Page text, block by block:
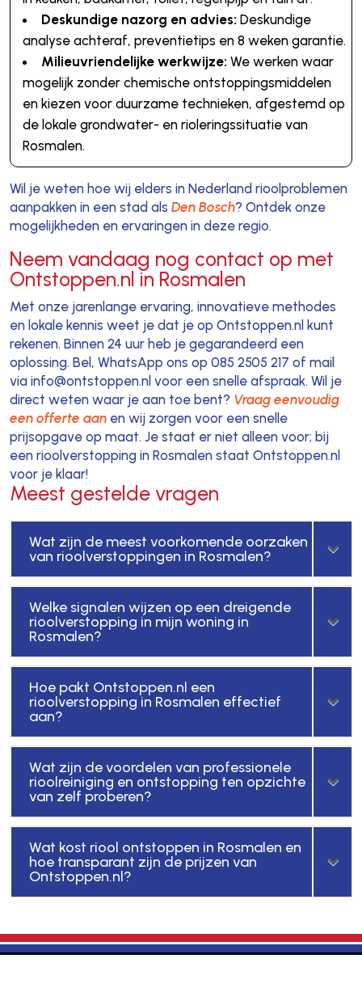
Deskundige nazorg en advies: Deskundige
analyse achteraf, preventietips en 8 weken garantie.
Milieuvriendelijke werkwijze: We werken waar
mogelijk zonder chemische ontstoppingsmiddelen
en kiezen voor duurzame technieken, afgestemd op
de lokale grondwater- en rioleringssituatie van
Rosmalen.
Wil je weten hoe wij elders in Nederland rioolproblemen
aanpakken in een stad als Den Bosch? Ontdek onze
mogelijkheden en ervaringen in deze regio.
Neem vandaag nog contact op met
Ontstoppen.nl in Rosmalen
Met onze jarenlange ervaring, innovatieve methodes
en lokale kennis weet je dat je op Ontstoppen.nl kunt
rekenen. Binnen 24 uur heb je gegarandeerd een
oplossing. Bel, WhatsApp ons op 085 2505 217 of mail
via info@ontstoppen.nl voor een snelle afspraak. Wil je
direct weten waar je aan toe bent? Vraag eenvoudig
een offerte aanen wij zorgen voor een snelle
prijsopgave op maat. Je staat er niet alleen voor; bij
een rioolverstopping in Rosmalen staat Ontstoppen.nl
voor je klaar!
Meest gestelde vragen
Wat zijn de meest voorkomende oorzaken
van rioolverstoppingen in Rosmalen?
Welke signalen wijzen op een dreigende
rioolverstopping in mijn woning in
Rosmalen?
Hoe pakt Ontstoppen.nl een
rioolverstopping in Rosmalen effectief
aan?
Wat zijn de voordelen van professionele
rioolreiniging en ontstopping ten opzichte
van zelf proberen?
Wat kost riool ontstoppen in Rosmalen en
hoe transparant zijn de prijzen van
Ontstoppen.nl?